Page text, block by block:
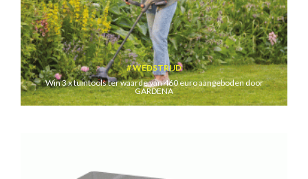
WEDSTRIJD
Win 3 x tuintools ter waarde van 460 euro aangeboden door
GARDENA